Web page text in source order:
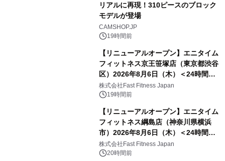
リアルに再現！310ピースのブロック
モデルが登場
CAMSHOP.JP
19時間前
【リニューアルオープン】エニタイム
フィットネス京王笹塚店（東京都渋谷
区）2026年8月6日（木）＜24時間年
中無休のフィットネスジム＞
株式会社Fast Fitness Japan
19時間前
【リニューアルオープン】エニタイム
フィットネス綱島店（神奈川県横浜
市）2026年8月6日（木）＜24時間年
中無休のフィットネスジム＞
株式会社Fast Fitness Japan
20時間前